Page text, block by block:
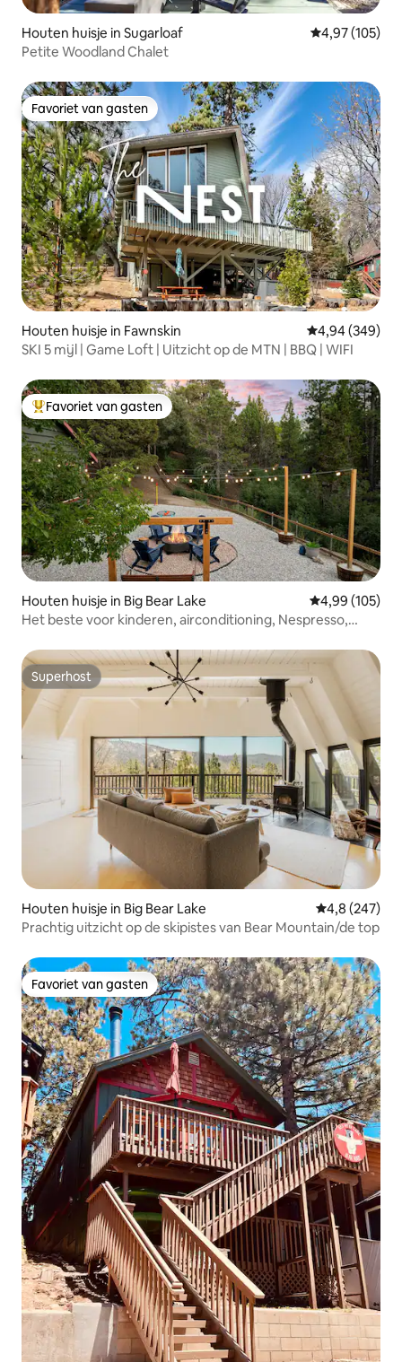
Houten huisje in Sugarloaf Gemiddelde
4,97 (105)
Petite Woodland Chalet
Favoriet van gasten
Favoriet van gasten
Houten huisje in Fawnskin Gemiddelde
4,94 (349)
SKI 5 mijl | Game Loft | Uitzicht op de MTN | BBQ | WIFI
Topfavoriet van gasten
Favoriet van gasten
Houten huisje in Big Bear Lake Gemiddelde
4,99 (105)
Het beste voor kinderen, airconditioning, Nespresso,
Superhost
Superhost
Houten huisje in Big Bear Lake Gemiddelde
4,8 (247)
Prachtig uitzicht op de skipistes van Bear Mountain/de top
Favoriet van gasten
Favoriet van gasten